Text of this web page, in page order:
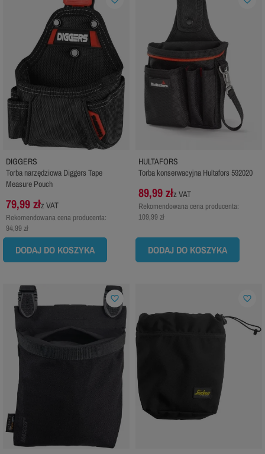
DIGGERS
Torba narzędziowa Diggers Tape
Measure Pouch
79,99 złz VAT
Rekomendowana cena producenta:
94,99 zł
DODAJ DO KOSZYKA
HULTAFORS
Torba konserwacyjna Hultafors 592020
89,99 złz VAT
Rekomendowana cena producenta:
109,99 zł
DODAJ DO KOSZYKA
favorite_border favorite_border